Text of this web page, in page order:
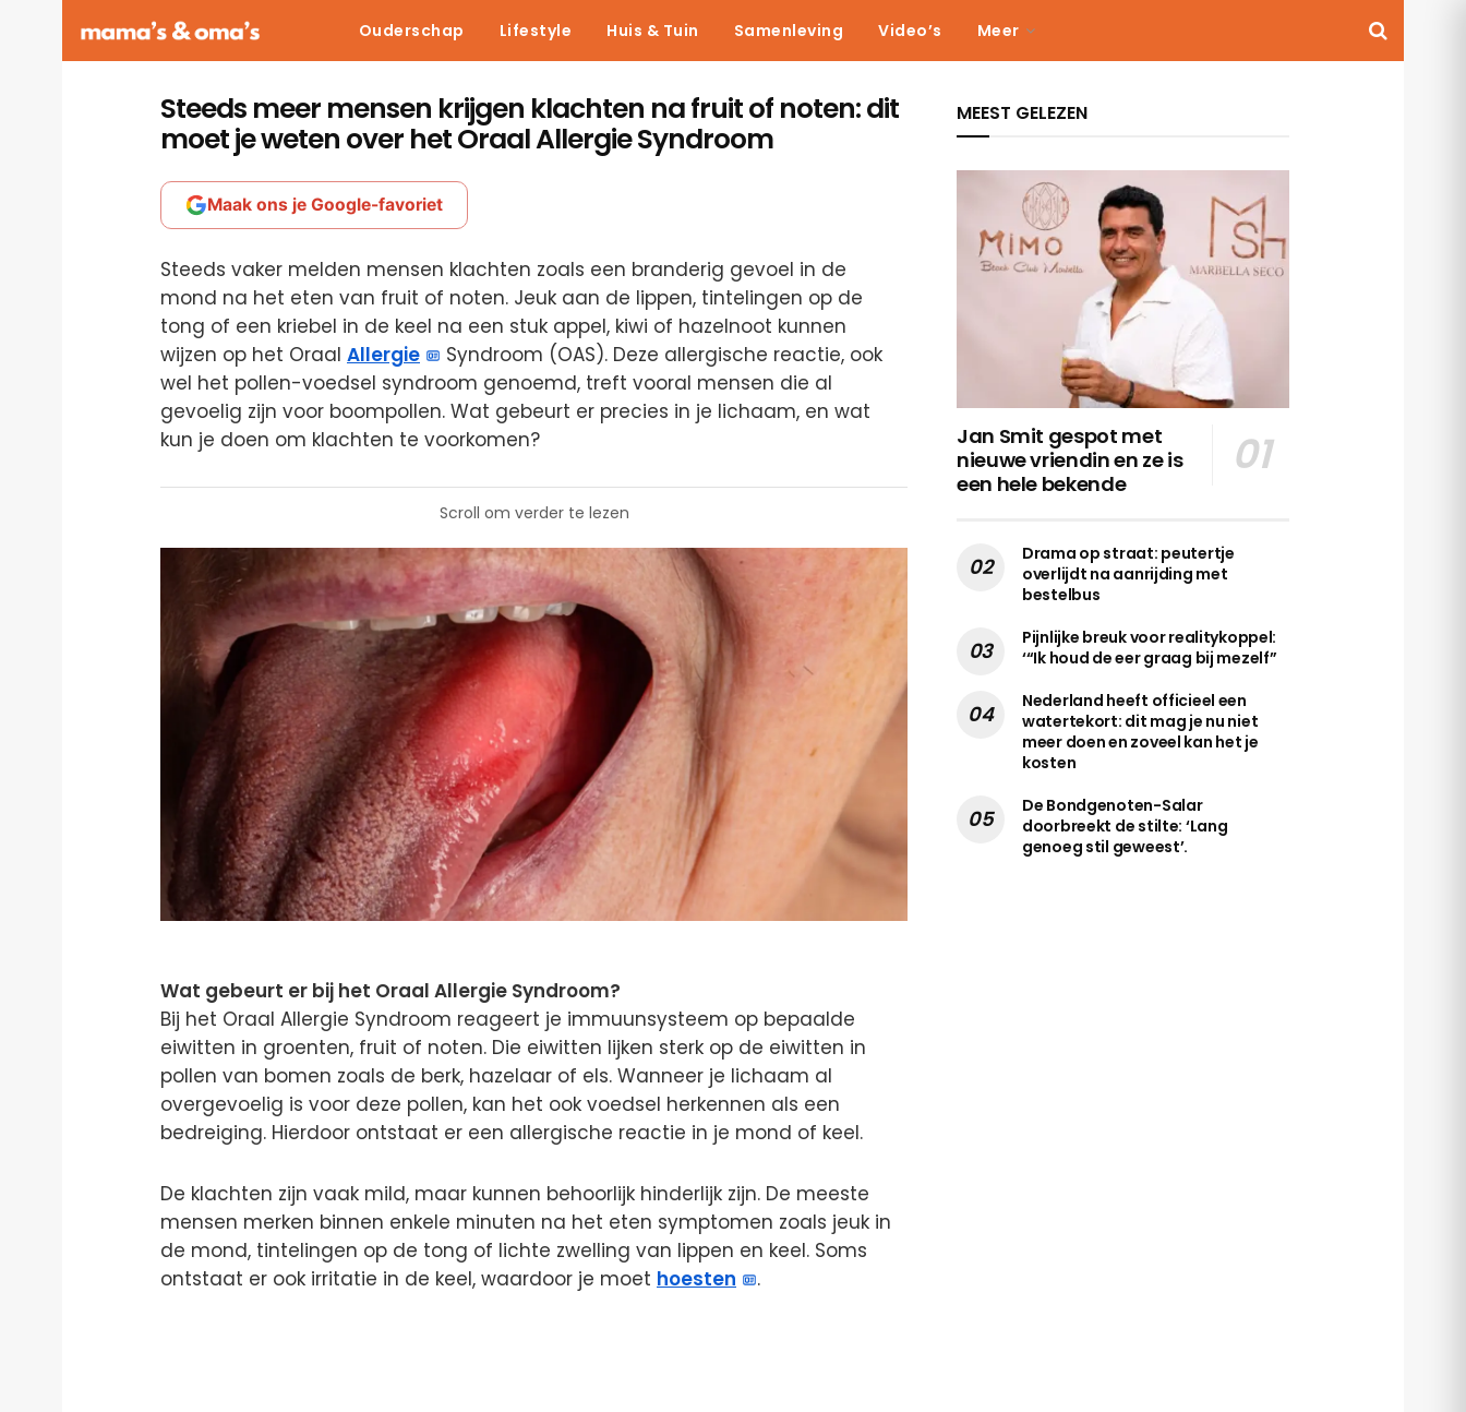
Ouderschap Lifestyle Huis & Tuin Samenleving Video’s Meer
Steeds meer mensen krijgen klachten na fruit of noten: dit
moet je weten over het Oraal Allergie Syndroom
Maak ons je Google-favoriet
Steeds vaker melden mensen klachten zoals een branderig gevoel in de
mond na het eten van fruit of noten. Jeuk aan de lippen, tintelingen op de
tong of een kriebel in de keel na een stuk appel, kiwi of hazelnoot kunnen
wijzen op het Oraal Allergie
Syndroom (OAS). Deze allergische reactie, ook
wel het pollen-voedsel syndroom genoemd, treft vooral mensen die al
gevoelig zijn voor boompollen. Wat gebeurt er precies in je lichaam, en wat
kun je doen om klachten te voorkomen?
Scroll om verder te lezen
Wat gebeurt er bij het Oraal Allergie Syndroom?
Bij het Oraal Allergie Syndroom reageert je immuunsysteem op bepaalde
eiwitten in groenten, fruit of noten. Die eiwitten lijken sterk op de eiwitten in
pollen van bomen zoals de berk, hazelaar of els. Wanneer je lichaam al
overgevoelig is voor deze pollen, kan het ook voedsel herkennen als een
bedreiging. Hierdoor ontstaat er een allergische reactie in je mond of keel.
De klachten zijn vaak mild, maar kunnen behoorlijk hinderlijk zijn. De meeste
mensen merken binnen enkele minuten na het eten symptomen zoals jeuk in
de mond, tintelingen op de tong of lichte zwelling van lippen en keel. Soms
ontstaat er ook irritatie in de keel, waardoor je moet hoesten .
MEEST GELEZEN
Jan Smit gespot met
nieuwe vriendin en ze is
een hele bekende
Drama op straat: peutertje
overlijdt na aanrijding met
bestelbus
Pijnlijke breuk voor realitykoppel:
‘“Ik houd de eer graag bij mezelf”
Nederland heeft officieel een
watertekort: dit mag je nu niet
meer doen en zoveel kan het je
kosten
De Bondgenoten-Salar
doorbreekt de stilte: ‘Lang
genoeg stil geweest’.